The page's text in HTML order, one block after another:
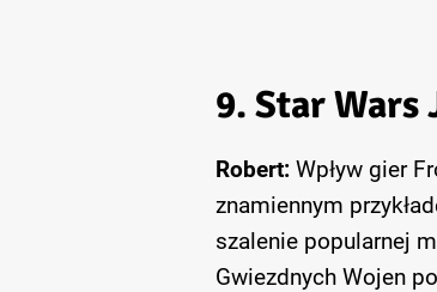
9. Star Wars
Robert:Wpływ gier
znamiennym
szalenie popularnej
Gwiezdnych Wojen